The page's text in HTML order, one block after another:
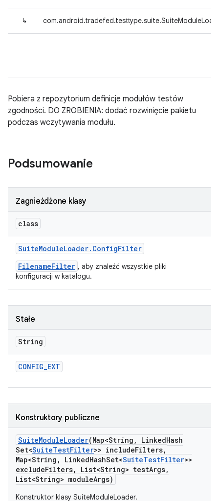
↳
Pobiera z repozytorium definicje modułów testów
zgodności. DO ZROBIENIA: dodać rozwinięcie pakietu
podczas wczytywania modułu.
Podsumowanie
Zagnieżdżone klasy
class
SuiteModuleLoader. ConfigFilter
FilenameFilter , aby znaleźć wszystkie pliki
konfiguracji w katalogu.
Stałe
String
CONFIG_EXT
Konstruktory publiczne
SuiteModuleLoader(Map<String , LinkedHash
Set<SuiteTestFilter>> includeFilters,
Map<String , LinkedHashSet<SuiteTestFilter>>
excludeFilters, List<String> testArgs,
List<String> moduleArgs)
Konstruktor klasy SuiteModuleLoader.